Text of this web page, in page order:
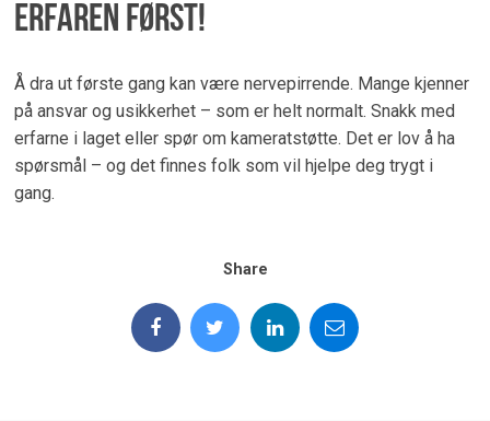
erfaren først!
Å dra ut første gang kan være nervepirrende. Mange kjenner
på ansvar og usikkerhet – som er helt normalt. Snakk med
erfarne i laget eller spør om kameratstøtte. Det er lov å ha
spørsmål – og det finnes folk som vil hjelpe deg trygt i
gang.
Share